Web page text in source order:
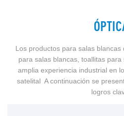
Los productos para salas
para salas blancas, toallitas
amplia experiencia industrial en
satelital A continuación se
logros